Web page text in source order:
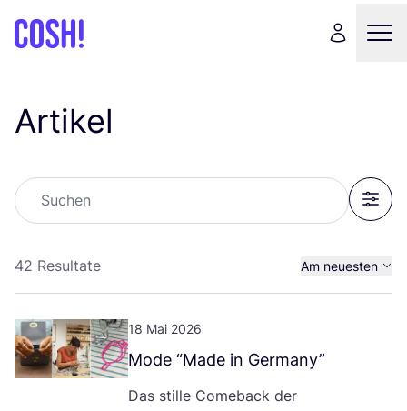
Artikel
Suchen
Filter
42 Resultate Am neuesten
18 Mai 2026
Mode “Made in Germany”
Das stil­le Come­back der